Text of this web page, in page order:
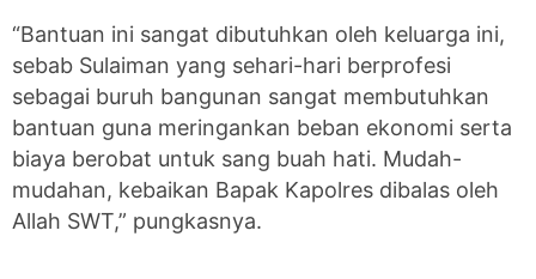
“Bantuan ini sangat dibutuhkan oleh keluarga ini,
sebab Sulaiman yang sehari-hari berprofesi
sebagai buruh bangunan sangat membutuhkan
bantuan guna meringankan beban ekonomi serta
biaya berobat untuk sang buah hati. Mudah-
mudahan, kebaikan Bapak Kapolres dibalas oleh
Allah SWT,” pungkasnya.